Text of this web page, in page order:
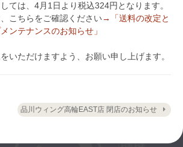
ては、4月1日より税込324円となります。
こちらをご確認ください→「送料の改定と
ンテナンスのお知らせ」
いただけますよう、お願い申し上げます。
品川ウィング高輪EAST店 閉店のお知らせ